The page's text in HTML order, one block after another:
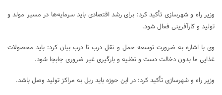
وزیر راه و شهرسازی تأکید کرد: برای رشد اقتصادی باید سرمایه‌ها در مسیر مولد و
تولید و کارآفرینی فعال شود.
وی با اشاره به ضرورت توسعه حمل و نقل درب تا درب بیان کرد: باید محصولات
غذایی ما بدون دخالت دست و تخلیه و بارگیری غیر ضروری جابجا شود.
وزیر راه و شهرسازی تأکید کرد: در این حوزه باید ریل به مراکز تولید وصل باشد.